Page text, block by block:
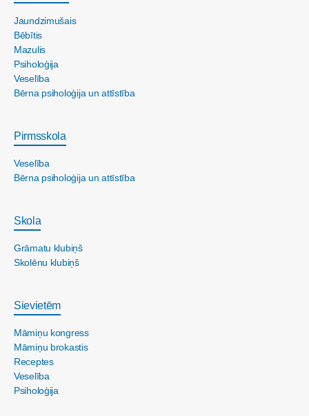
Jaundzimušais
Bēbītis
Mazulis
Psiholoģija
Veselība
Bērna psiholoģija un attīstība
Pirmsskola
Veselība
Bērna psiholoģija un attīstība
Skola
Grāmatu klubiņš
Skolēnu klubiņš
Sievietēm
Māmiņu kongress
Māmiņu brokastis
Receptes
Veselība
Psiholoģija